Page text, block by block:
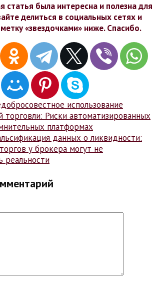
статья была интересна и полезна для
делиться в социальных сетях и
«звездочками» ниже. Спасибо.
использование
торговли: Риски автоматизированных
платформах
данных о ликвидности:
у брокера могут не
реальности